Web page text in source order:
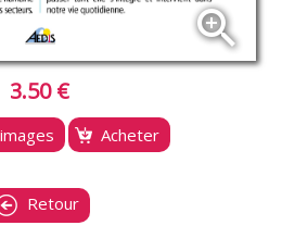
zoom_in
3.50 €
Acheter
Retour